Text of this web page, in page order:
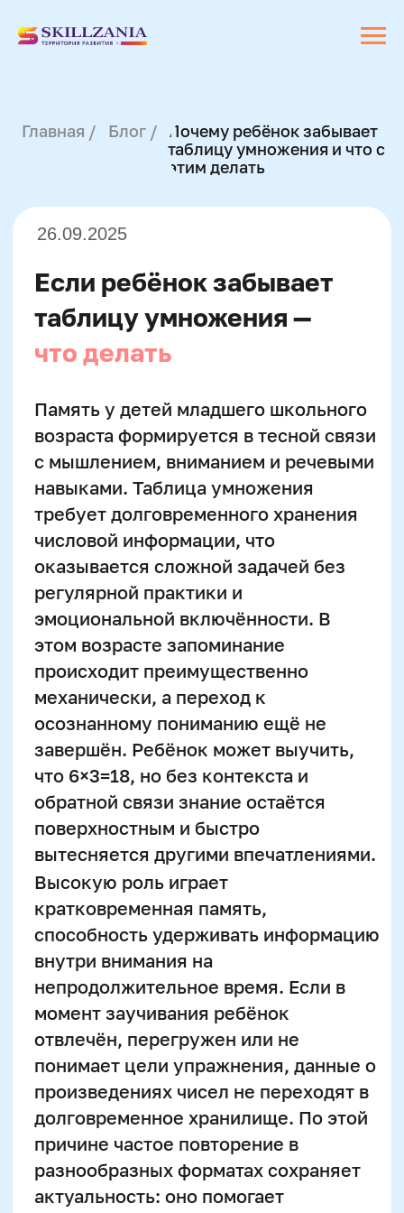
Если ребёнок забывает
таблицу умножения —
Память у детей младшего школьного
возраста формируется в тесной связи
с мышлением, вниманием и речевыми
навыками. Таблица умножения
требует долговременного хранения
оказывается сложной задачей без
регулярной практики и
эмоциональной включённости. В
этом возрасте запоминание
происходит преимущественно
механически, а переход к
осознанному пониманию ещё не
завершён. Ребёнок может выучить,
что 6×3=18, но без контекста и
обратной связи знание остаётся
поверхностным и быстро
вытесняется другими впечатлениями.
Высокую роль играет
кратковременная память,
способность удерживать информацию
внутри внимания на
непродолжительное время. Если в
момент заучивания ребёнок
отвлечён, перегружен или не
понимает цели упражнения, данные о
произведениях чисел не переходят в
долговременное хранилище. По этой
причине частое повторение в
разнообразных форматах сохраняет
актуальность: оно помогает
перенести цифры в устойчивый
массив памяти и построить
ассоциативные связи между числами
и их результатами.
Типичные ошибки
родителей при обучении
умножению